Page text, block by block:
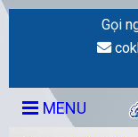
Gọi
MENU